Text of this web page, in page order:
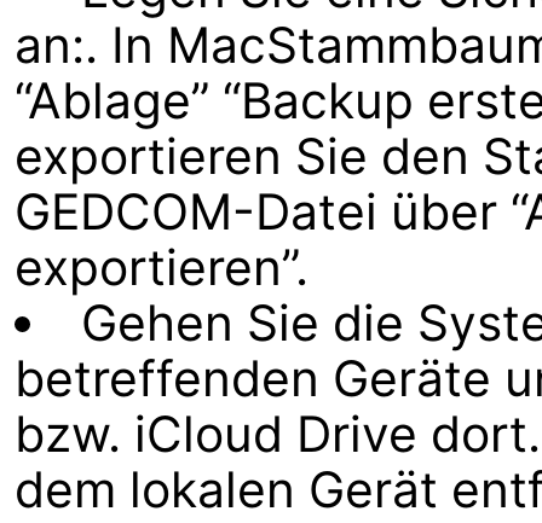
an:. In
“Ablage” “Backup
exportieren Sie den
GEDCOM-Datei über
exportieren”.
Gehen Sie die
betreffenden Geräte
bzw. iCloud Drive
dem lokalen Gerät